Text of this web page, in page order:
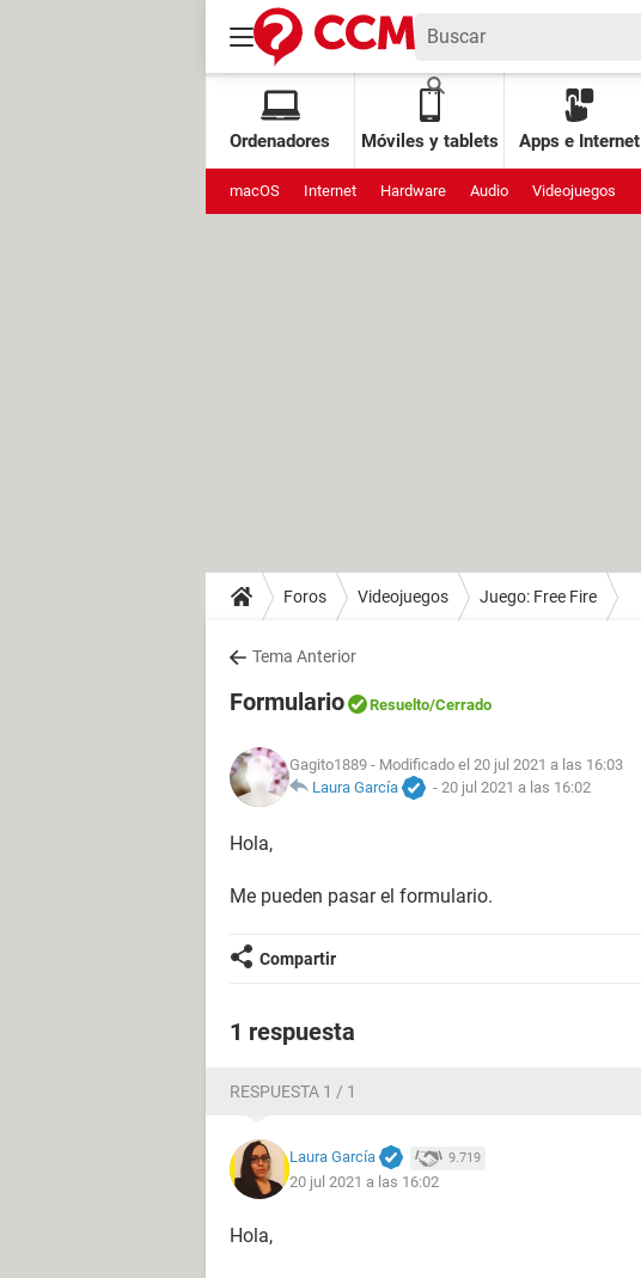
Ordenadores Móviles y tablets Apps e Internet
macOS Internet Hardware Audio Videojuegos
Foros Videojuegos Juego: Free Fire
Tema Anterior
Formulario Resuelto/Cerrado
Gagito1889 - Modificado el 20 jul 2021 a las 16:03
Laura García
- 20 jul 2021 a las 16:02
Hola,
Me pueden pasar el formulario.
Compartir
1 respuesta
RESPUESTA 1 / 1
Laura García 9.719
20 jul 2021 a las 16:02
Hola,